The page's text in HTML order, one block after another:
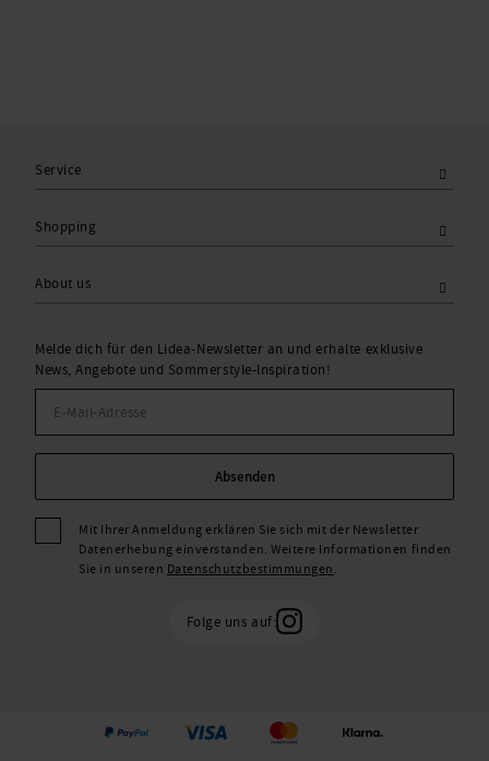
Service
Shopping
About us
Melde dich für den Lidea-Newsletter an und erhalte exklusive
News, Angebote und Sommerstyle-Inspiration!
Absenden
Mit Ihrer Anmeldung erklären Sie sich mit der Newsletter
Datenerhebung einverstanden. Weitere Informationen finden
Sie in unseren Datenschutzbestimmungen.
Folge uns auf: